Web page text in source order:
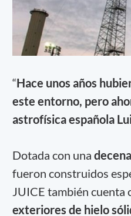
“Hace unos años
este entorno, pero
astrofísica española
Dotada con una
fueron construidos
JUICE también cuenta
exteriores de hielo